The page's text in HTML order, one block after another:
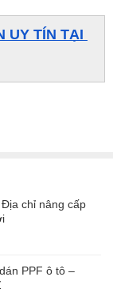
UY TÍN TẠI
chỉ nâng cấp
PPF ô tô –